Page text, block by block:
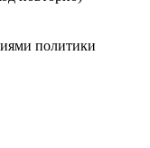
политики